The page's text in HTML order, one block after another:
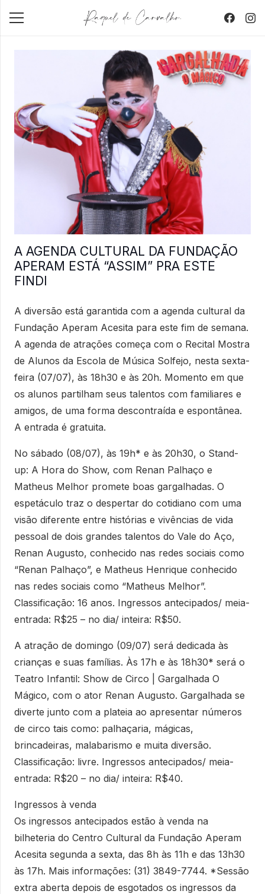
A AGENDA CULTURAL DA FUNDAÇÃO
APERAM ESTÁ “ASSIM” PRA ESTE
FINDI
A diversão está garantida com a agenda cultural da
Fundação Aperam Acesita para este fim de semana.
A agenda de atrações começa com o Recital Mostra
de Alunos da Escola de Música Solfejo, nesta sexta-
feira (07/07), às 18h30 e às 20h. Momento em que
os alunos partilham seus talentos com familiares e
amigos, de uma forma descontraída e espontânea.
A entrada é gratuita.
No sábado (08/07), às 19h* e às 20h30, o Stand-
up: A Hora do Show, com Renan Palhaço e
Matheus Melhor promete boas gargalhadas. O
espetáculo traz o despertar do cotidiano com uma
visão diferente entre histórias e vivências de vida
pessoal de dois grandes talentos do Vale do Aço,
Renan Augusto, conhecido nas redes sociais como
“Renan Palhaço”, e Matheus Henrique conhecido
nas redes sociais como “Matheus Melhor”.
Classificação: 16 anos. Ingressos antecipados/ meia-
entrada: R$25 – no dia/ inteira: R$50.
A atração de domingo (09/07) será dedicada às
crianças e suas famílias. Às 17h e às 18h30* será o
Teatro Infantil: Show de Circo | Gargalhada O
Mágico, com o ator Renan Augusto. Gargalhada se
diverte junto com a plateia ao apresentar números
de circo tais como: palhaçaria, mágicas,
brincadeiras, malabarismo e muita diversão.
Classificação: livre. Ingressos antecipados/ meia-
entrada: R$20 – no dia/ inteira: R$40.
Ingressos à venda
Os ingressos antecipados estão à venda na
bilheteria do Centro Cultural da Fundação Aperam
Acesita segunda a sexta, das 8h às 11h e das 13h30
às 17h. Mais informações: (31) 3849-7744. *Sessão
extra aberta depois de esgotados os ingressos da